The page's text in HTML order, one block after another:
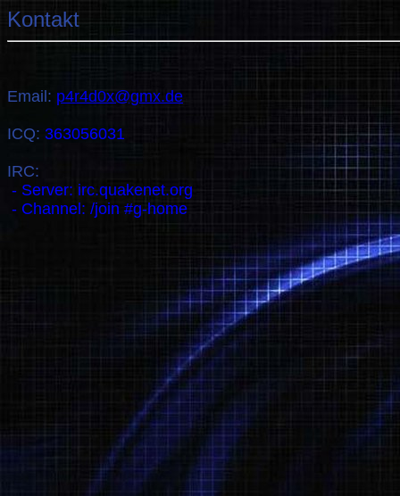
Kontakt
Email: p4r4d0x@gmx.de
ICQ: 363056031
- Server: irc.quakenet.org
- Channel: /join #g-home